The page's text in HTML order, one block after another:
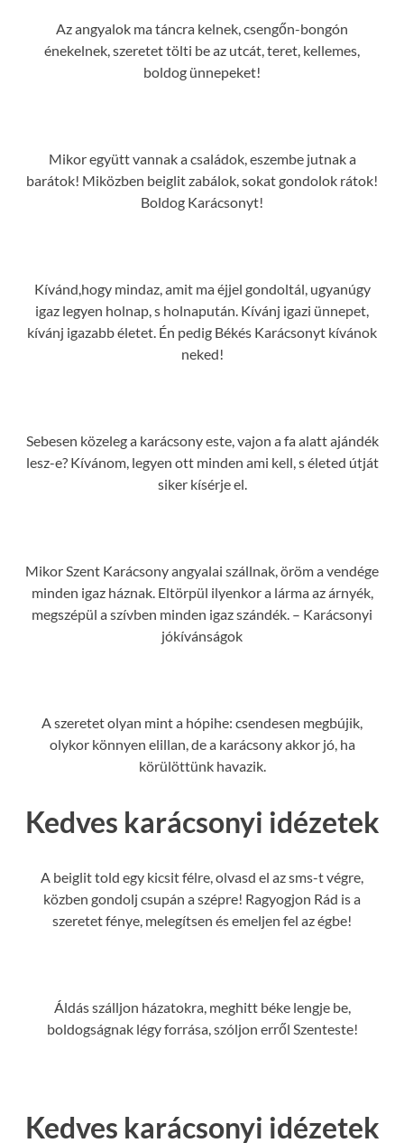
Az angyalok ma táncra kelnek, csengőn-bongón
énekelnek, szeretet tölti be az utcát, teret, kellemes,
boldog ünnepeket!
Mikor együtt vannak a családok, eszembe jutnak a
barátok! Miközben beiglit zabálok, sokat gondolok rátok!
Boldog Karácsonyt!
Kívánd,hogy mindaz, amit ma éjjel gondoltál, ugyanúgy
igaz legyen holnap, s holnapután. Kívánj igazi ünnepet,
kívánj igazabb életet. Én pedig Békés Karácsonyt kívánok
neked!
Sebesen közeleg a karácsony este, vajon a fa alatt ajándék
lesz-e? Kívánom, legyen ott minden ami kell, s életed útját
siker kísérje el.
Mikor Szent Karácsony angyalai szállnak, öröm a vendége
minden igaz háznak. Eltörpül ilyenkor a lárma az árnyék,
megszépül a szívben minden igaz szándék. – Karácsonyi
jókívánságok
A szeretet olyan mint a hópihe: csendesen megbújik,
olykor könnyen elillan, de a karácsony akkor jó, ha
körülöttünk havazik.
Kedves karácsonyi idézetek
A beiglit told egy kicsit félre, olvasd el az sms-t végre,
közben gondolj csupán a szépre! Ragyogjon Rád is a
szeretet fénye, melegítsen és emeljen fel az égbe!
Áldás szálljon házatokra, meghitt béke lengje be,
boldogságnak légy forrása, szóljon erről Szenteste!
Kedves karácsonyi idézetek